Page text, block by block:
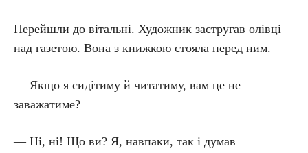
Перейшли до вітальні. Художник застругав олівці
над газетою. Вона з книжкою стояла перед ним.
— Якщо я сидітиму й читатиму, вам це не
заважатиме?
— Ні, ні! Що ви? Я, навпаки, так і думав